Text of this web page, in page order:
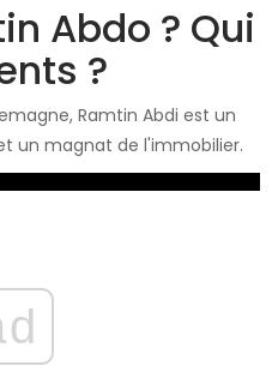
Abdo ? Qui
?
Ramtin Abdi est un
un magnat de l'immobilier.